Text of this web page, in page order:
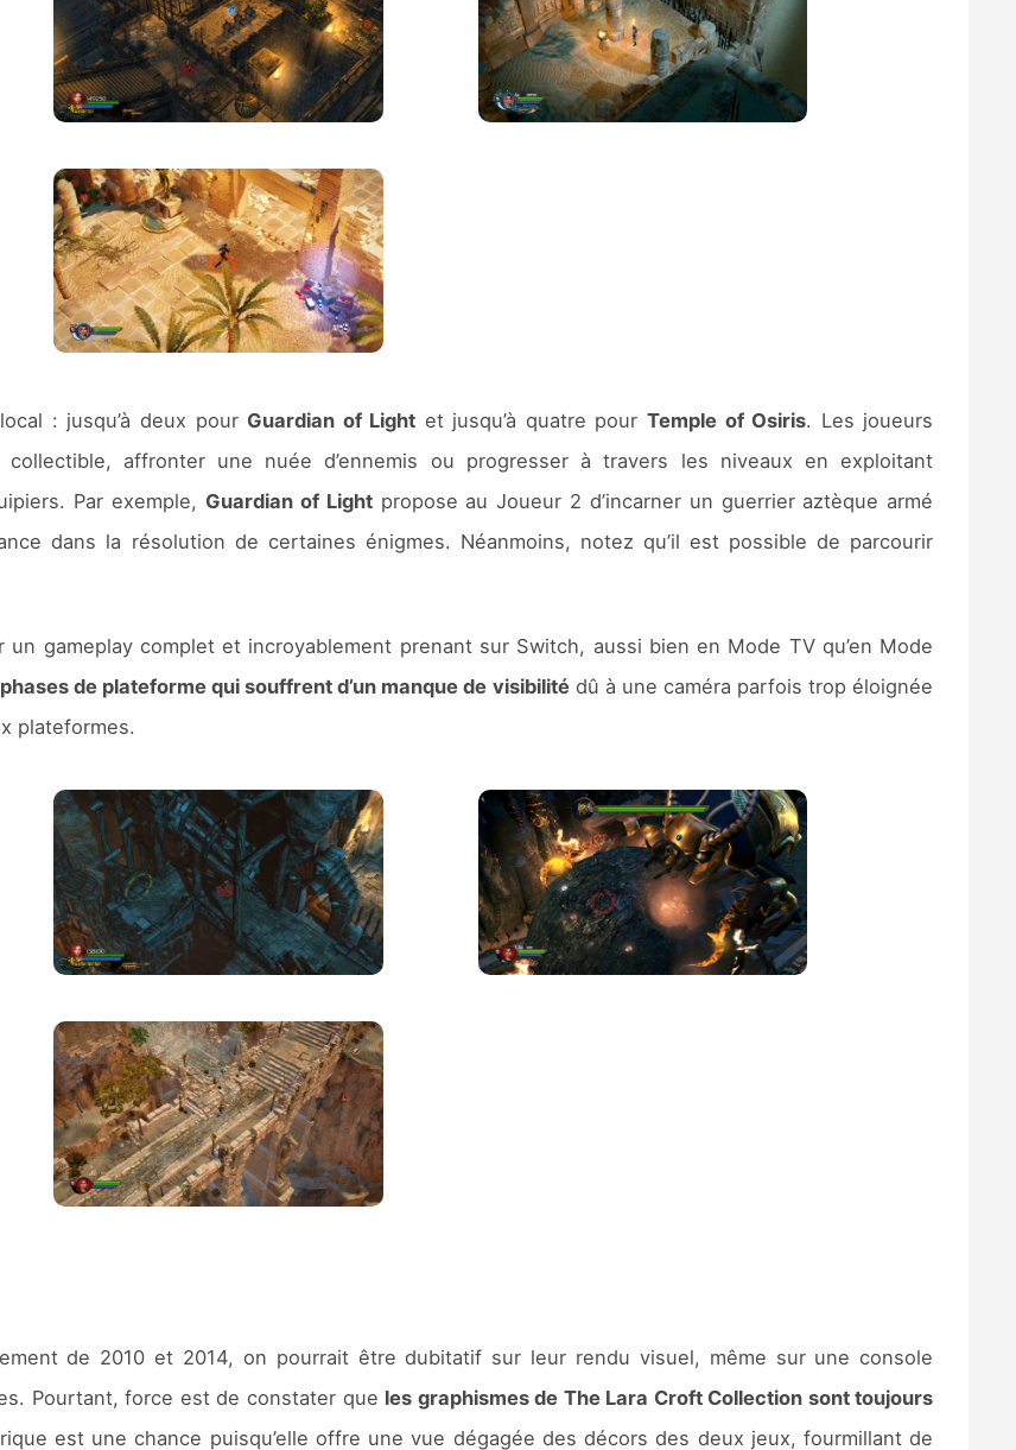
: jusqu’à deux pour Guardian of Light et jusqu’à quatre pourTemple of Osiris. Les joueurs
affronter une nuée d’ennemis ou progresser à travers les niveaux en exploitant
Par exemple, Guardian of Lightpropose au Joueur 2 d’incarner un guerrier aztèque armé
dans la résolution de certaines énigmes. Néanmoins, notez qu’il est possible de parcourir
un gameplay complet et incroyablement prenant sur Switch, aussi bien en Mode TV qu’en Mode
de plateforme qui souffrent d’un manque de visibilitédû à une caméra parfois trop éloignée
plateformes.
de 2010 et 2014, on pourrait être dubitatif sur leur rendu visuel, même sur une console
Pourtant, force est de constater que les graphismes de The Lara Croft Collection sont toujours
est une chance puisqu’elle offre une vue dégagée des décors des deux jeux, fourmillant de